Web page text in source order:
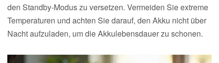
den Standby-Modus zu versetzen. Vermeiden Sie extreme
Temperaturen und achten Sie darauf, den Akku nicht über
Nacht aufzuladen, um die Akkulebensdauer zu schonen.